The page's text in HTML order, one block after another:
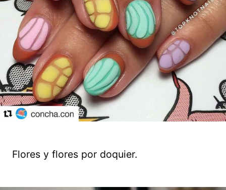
Flores y flores por doquier.